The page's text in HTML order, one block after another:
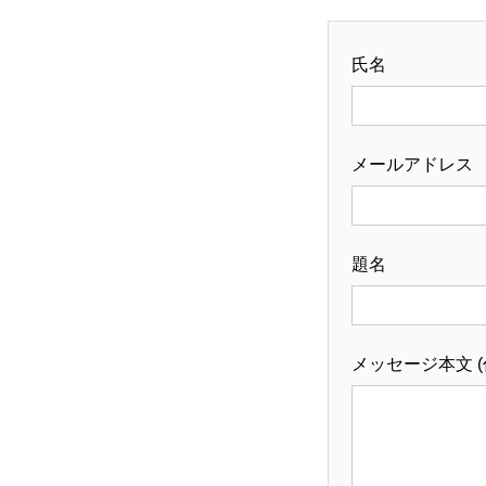
氏名
メールアドレス
題名
メッセージ本文